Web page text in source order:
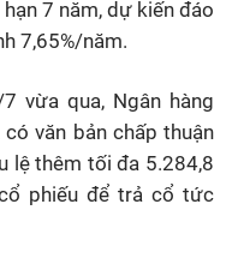
7 năm, dự kiến đáo
7,65%/năm.
vừa qua, Ngân hàng
văn bản chấp thuận
lệ thêm tối đa 5.284,8
phiếu để trả cổ tức